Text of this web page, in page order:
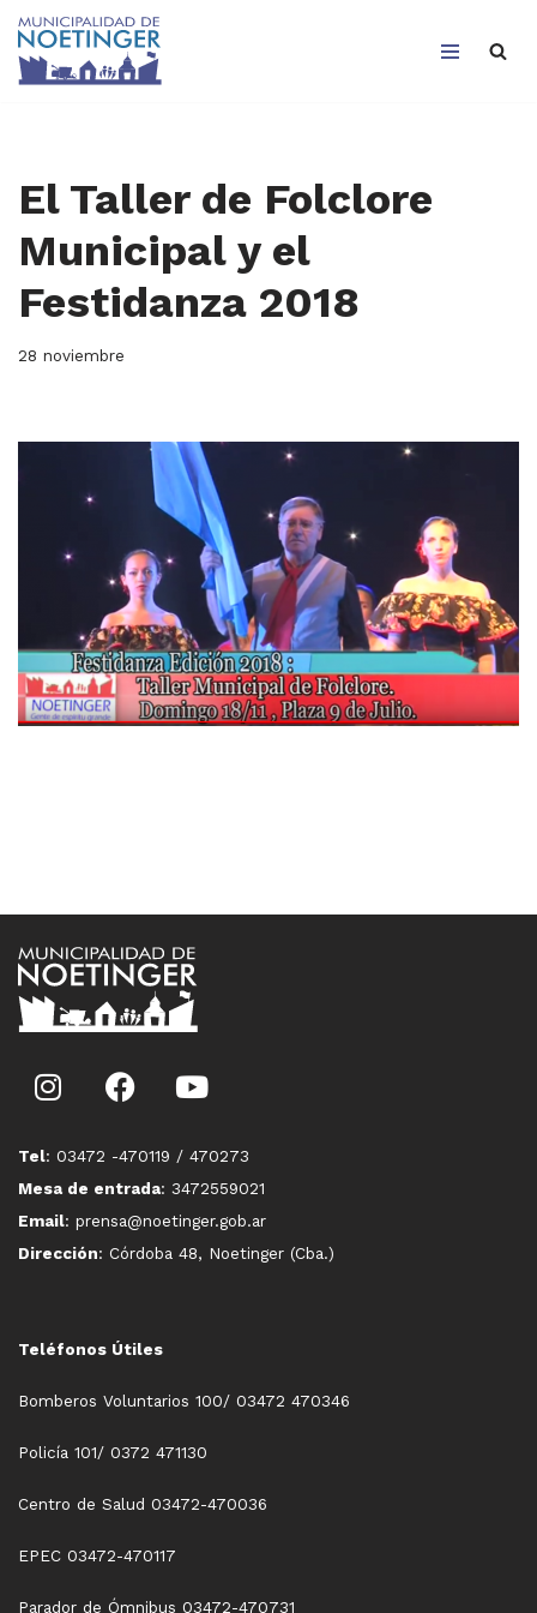
Saltar
El Taller de Folclore
Municipal y el
Festidanza 2018
28 noviembre
Tel: 03472 -470119 / 470273
Mesa de entrada: 3472559021
Email: prensa@noetinger.gob.ar
Dirección: Córdoba 48, Noetinger (Cba.)
Teléfonos Útiles
Bomberos Voluntarios 100/ 03472 470346
Policía 101/ 0372 471130
Centro de Salud 03472-470036
EPEC 03472-470117
Parador de Ómnibus 03472-470731